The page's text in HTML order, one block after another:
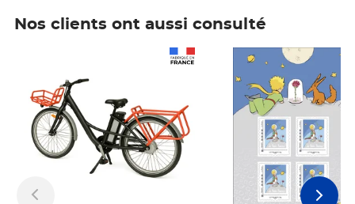
Nos clients ont aussi consulté
Prix 7,50€